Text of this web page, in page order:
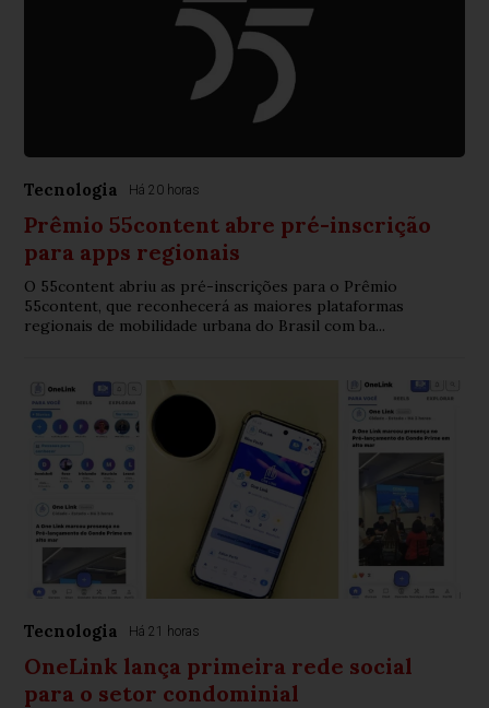
Tecnologia Há 20 horas
Prêmio 55content abre pré-inscrição
para apps regionais
O 55content abriu as pré-inscrições para o Prêmio
55content, que reconhecerá as maiores plataformas
regionais de mobilidade urbana do Brasil com ba...
Tecnologia Há 21 horas
OneLink lança primeira rede social
para o setor condominial